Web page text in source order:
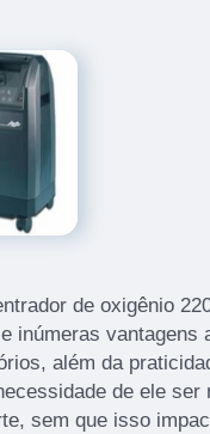
de oxigênio
inúmeras vantagens
além da
de ele
sem que isso